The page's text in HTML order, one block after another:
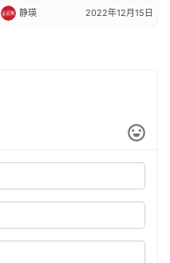
静瑛 2022年12月15日